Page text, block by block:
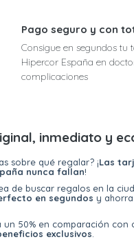
Pago seguro y con
Consigue en segundos tu
Hipercor España en
complicaciones
inmediato y
sobre qué regalar? ¡Las
nunca fallan!
de buscar regalos en la
en segundos y
un 50% en comparación con
exclusivos